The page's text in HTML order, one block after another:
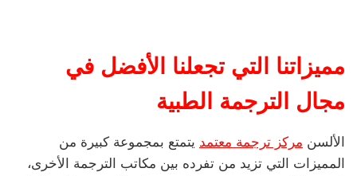
مميزاتنا التي تجعلنا الأفضل في
مجال الترجمة الطبية
الألسن مركز ترجمة معتمد يتمتع بمجموعة كبيرة من
المميزات التي تزيد من تفرده بين مكاتب الترجمة الأخرى،